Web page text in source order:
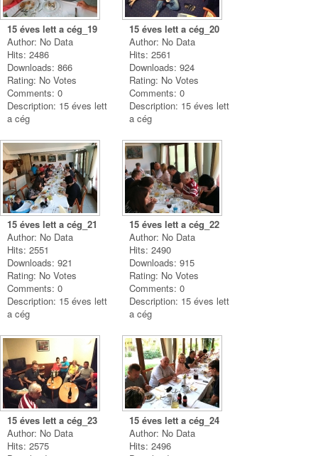
15 éves lett a cég_19
Author: No Data
Hits: 2486
Downloads: 866
Rating: No Votes
Comments: 0
Description: 15 éves lett
a cég
15 éves lett a cég_20
Author: No Data
Hits: 2561
Downloads: 924
Rating: No Votes
Comments: 0
Description: 15 éves lett
a cég
15 éves lett a cég_21
Author: No Data
Hits: 2551
Downloads: 921
Rating: No Votes
Comments: 0
Description: 15 éves lett
a cég
15 éves lett a cég_22
Author: No Data
Hits: 2490
Downloads: 915
Rating: No Votes
Comments: 0
Description: 15 éves lett
a cég
15 éves lett a cég_23
Author: No Data
Hits: 2575
15 éves lett a cég_24
Author: No Data
Hits: 2496